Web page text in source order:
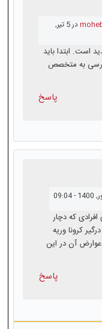
در 5 تير,
است. ابتدا باید
به متخصص
پاسخ
که دچار
کرونا وریه
آن در این
پاسخ